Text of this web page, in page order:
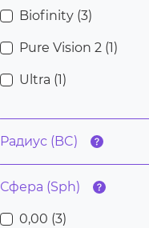
Biofinity (3)
Pure Vision 2 (1 )
Ultra (1 )
Радиус (BC)
Сфера (Sph)
0,00 (3)